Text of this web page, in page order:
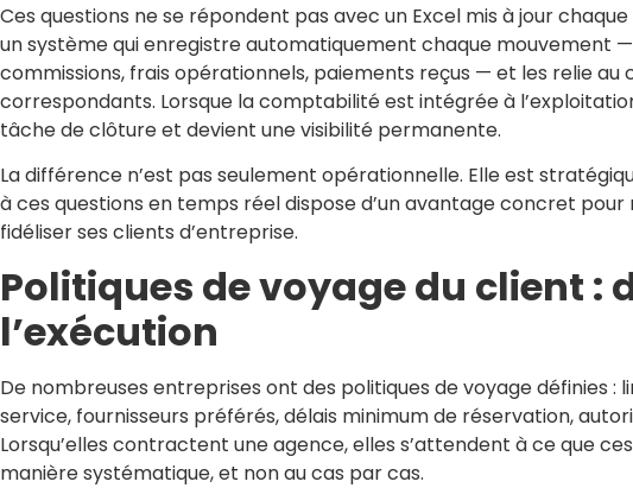
Ces questions ne se répondent pas avec un Excel mis à jour
un système qui enregistre automatiquement chaque mouvement
commissions, frais opérationnels, paiements reçus — et les relie
correspondants. Lorsque la comptabilité est intégrée à
tâche de clôture et devient une visibilité permanente.
La différence n’est pas seulement opérationnelle. Elle est
à ces questions en temps réel dispose d’un avantage concret
fidéliser ses clients d’entreprise.
Politiques de voyage du client :
l’exécution
De nombreuses entreprises ont des politiques de voyage définies
service, fournisseurs préférés, délais minimum de réservation,
Lorsqu’elles contractent une agence, elles s’attendent à ce que
manière systématique, et non au cas par cas.